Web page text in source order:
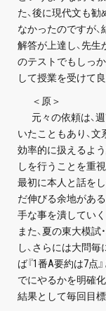
た、後に現代文も
なかったのですが
解答が上達し、先
のテストでもしっ
して授業を受けて
＜原＞
元々の依頼は、
いたこともあり、
効率的に扱えるよ
しを行うことを重視
最初に本人と話を
だ伸びる余地があ
手な事を潰してい
また、夏の東大模
し、さらには大問
ば『1番A要約は7点
でにやるかを明確
結果として毎回目